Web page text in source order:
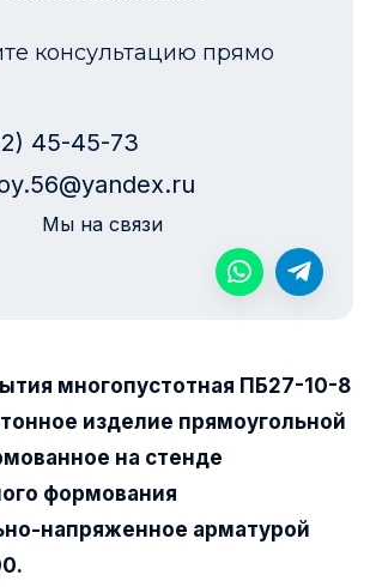
консультацию прямо
45-45-73
Мы на связи
многопустотная ПБ27-10-8
изделие прямоугольной
на стенде
формования
напряженное арматурой